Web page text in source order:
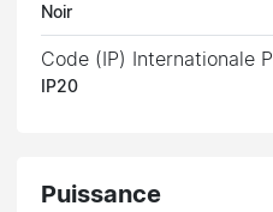
Noir
Code (IP) Internationale
IP20
Puissance